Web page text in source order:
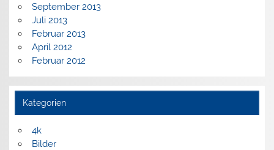
September 2013
Juli 2013
Februar 2013
April 2012
Februar 2012
Kategorien
4k
Bilder